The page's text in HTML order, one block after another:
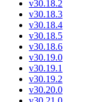
v30.18.2
v30.18.3
v30.18.4
v30.18.5
v30.18.6
v30.19.0
v30.19.1
v30.19.2
v30.20.0